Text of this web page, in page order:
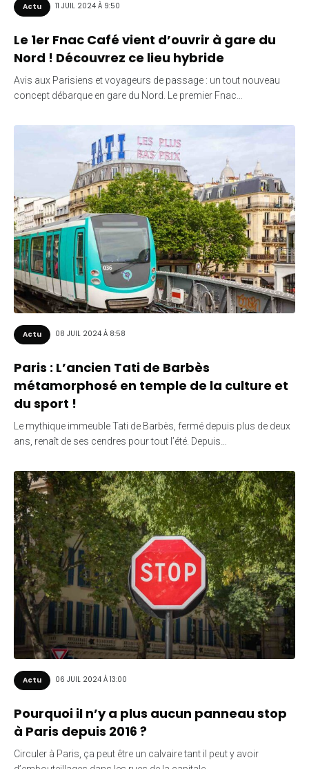
Actu 11 JUIL 2024 À 9:50
Le 1er Fnac Café vient d’ouvrir à gare du
Nord ! Découvrez ce lieu hybride
Avis aux Parisiens et voyageurs de passage : un tout nouveau
concept débarque en gare du Nord. Le premier Fnac…
Actu 08 JUIL 2024 À 8:58
Paris : L’ancien Tati de Barbès
métamorphosé en temple de la culture et
du sport !
Le mythique immeuble Tati de Barbès, fermé depuis plus de deux
ans, renaît de ses cendres pour tout l’été. Depuis…
Actu 06 JUIL 2024 À 13:00
Pourquoi il n’y a plus aucun panneau stop
à Paris depuis 2016 ?
Circuler à Paris, ça peut être un calvaire tant il peut y avoir